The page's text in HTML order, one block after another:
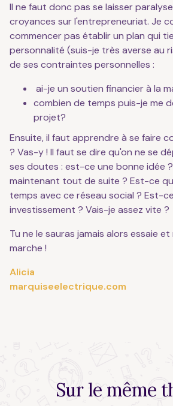
Il ne faut donc pas se laisser
croyances sur l'entrepreneuriat. Je
commencer pas établir un plan qui
personnalité (suis-je très averse au
de ses contraintes personnelles :
ai-je un soutien financier à la
combien de temps puis-je me
projet?
Ensuite, il faut apprendre à se faire
? Vas-y ! Il faut se dire qu'on ne se
ses doutes : est-ce une bonne idée
maintenant tout de suite ? Est-ce
temps avec ce réseau social ? Est-
investissement ? Vais-je assez vite ?
Tu ne le sauras jamais alors essaie
marche !
Alicia
marquiseelectrique.com
Sur le même